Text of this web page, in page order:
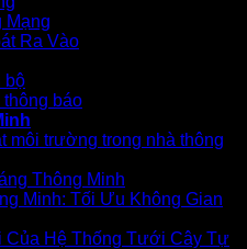
Mạng
Ra Vào
bộ
thông báo
môi trường trong nhà thông
Thông Minh
Minh: Tối Ưu Không Gian
Hệ Thống Tưới Cây Tự